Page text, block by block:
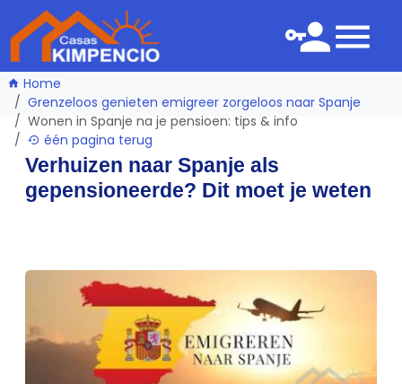
Home
Grenzeloos genieten emigreer zorgeloos naar Spanje
Wonen in Spanje na je pensioen: tips & info
één pagina terug
Verhuizen naar Spanje als
gepensioneerde? Dit moet je weten